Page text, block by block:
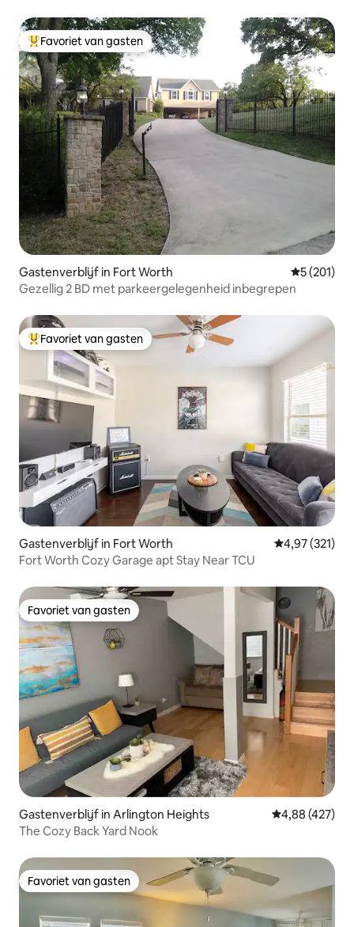
Topfavoriet van gasten
Favoriet van gasten
Gastenverblijf in Fort Worth
5 (201)
Gezellig 2 BD met parkeergelegenheid inbegrepen
Topfavoriet van gasten
Favoriet van gasten
Gastenverblijf in Fort Worth Gemiddelde
4,97 (321)
Fort Worth Cozy Garage apt Stay Near TCU
Favoriet van gasten
Favoriet van gasten
Gastenverblijf in Arlington Heights Gemiddelde
4,88 (427)
The Cozy Back Yard Nook
Favoriet van gasten
Favoriet van gasten